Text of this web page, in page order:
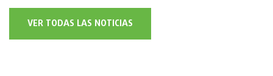
VER TODAS LAS NOTICIAS